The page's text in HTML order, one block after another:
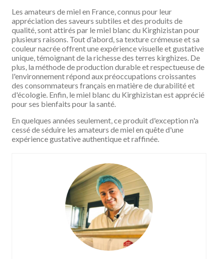
Les amateurs de miel en France, connus pour leur
appréciation des saveurs subtiles et des produits de
qualité, sont attirés par le miel blanc du Kirghizistan pour
plusieurs raisons. Tout d'abord, sa texture crémeuse et sa
couleur nacrée offrent une expérience visuelle et gustative
unique, témoignant de la richesse des terres kirghizes. De
plus, la méthode de production durable et respectueuse de
l'environnement répond aux préoccupations croissantes
des consommateurs français en matière de durabilité et
d'écologie. Enfin, le miel blanc du Kirghizistan est apprécié
pour ses bienfaits pour la santé.
En quelques années seulement, ce produit d'exception n'a
cessé de séduire les amateurs de miel en quête d'une
expérience gustative authentique et raffinée.